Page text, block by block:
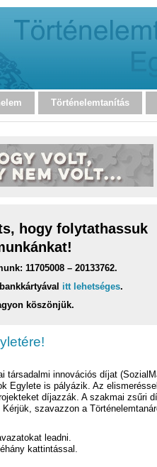
Történelemtanítás
hogy folytathassuk
11705008 – 20133762.
itt lehetséges.
köszönjük.
társadalmi innovációs díjat
Egylete is pályázik. Az elismeréssel
díjazzák. A szakmai zsűri
szavazzon a
leadni.
kattintással.